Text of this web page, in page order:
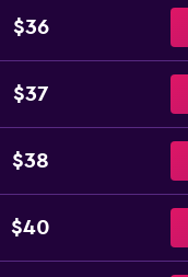
$36
$37
$38
$40